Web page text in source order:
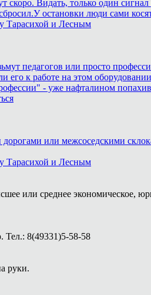
скоро. Видать, только один
остановки люди сами
Тарасихой и Лесным
педагогов или просто
его к работе на этом
- уже нафталином
или межсоседскими
Тарасихой и Лесным
или среднее экономическое,
8(49331)5-58-58
руки.